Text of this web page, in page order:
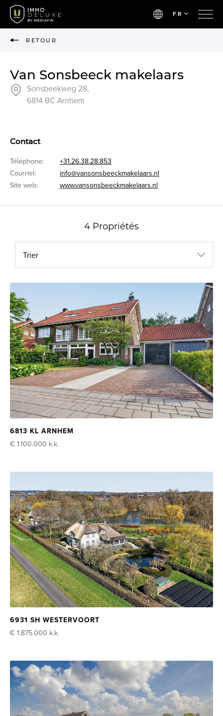
FR
RETOUR
Van Sonsbeeck makelaars
Sonsbeekweg 28,
6814 BC Arnhem
Contact
Téléphone:
+31.26.38.28.853
Courriel:
info@vansonsbeeckmakelaars.nl
Site web:
www.vansonsbeeckmakelaars.nl
4 Propriétés
Trier
6813 KL ARNHEM
€ 1.100.000 k.k.
6931 SH WESTERVOORT
€ 1.875.000 k.k.